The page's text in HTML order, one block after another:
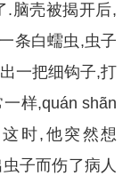
.脑壳被揭开后,
条白蠕虫,虫子
一把细钩子,打
一样,quán shãn
时,他突然想
子而伤了病人